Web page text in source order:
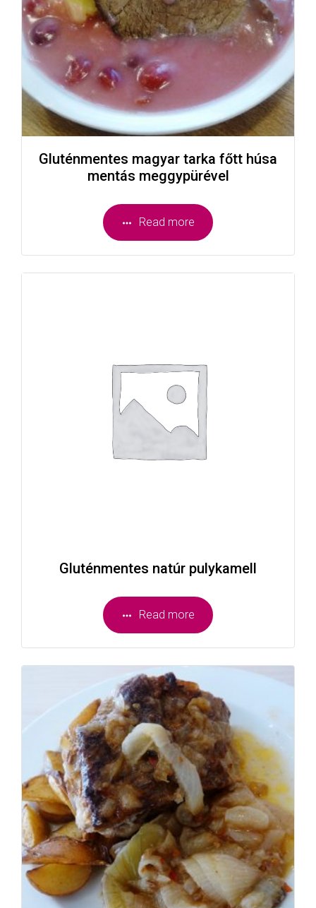
Gluténmentes magyar tarka főtt húsa
mentás meggypürével
Read more
Gluténmentes natúr pulykamell
Read more